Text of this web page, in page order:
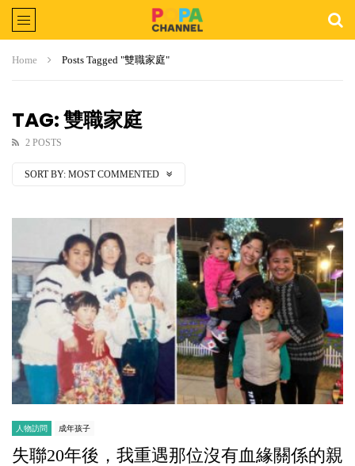
Home Posts Tagged "雙職家庭"
TAG: 雙職家庭
2 POSTS
SORT BY: MOST COMMENTED
人物訪問 成年孩子
失聯20年後，我重遇那位沒有血緣關係的親